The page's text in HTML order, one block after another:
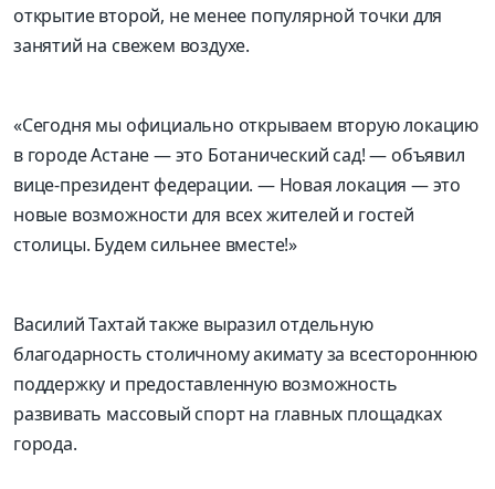
открытие второй, не менее популярной точки для
занятий на свежем воздухе.
«Сегодня мы официально открываем вторую локацию
в городе Астане — это Ботанический сад! — объявил
вице-президент федерации. — Новая локация — это
новые возможности для всех жителей и гостей
столицы. Будем сильнее вместе!»
Василий Тахтай также выразил отдельную
благодарность столичному акимату за всестороннюю
поддержку и предоставленную возможность
развивать массовый спорт на главных площадках
города.